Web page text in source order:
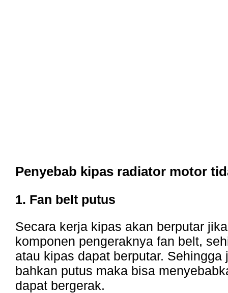
Penyebab kipas radiator motor
1. Fan belt putus
Secara kerja kipas akan berputar
komponen pengeraknya fan belt,
atau kipas dapat berputar. Sehingga
bahkan putus maka bisa
dapat bergerak.